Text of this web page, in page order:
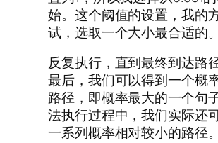
始。这个阈值的设置，我的
试，选取一个大小最合适的。
反复执行，直到最终到达路径
最后，我们可以得到一个概
路径，即概率最大的一个句
法执行过程中，我们实际还
一系列概率相对较小的路径。